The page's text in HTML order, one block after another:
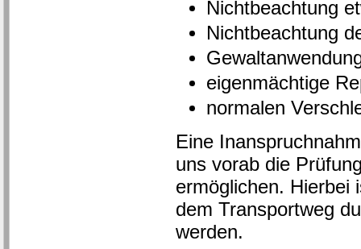
Nichtbeachtung
Nichtbeachtung
eigenmächtige
normalen
Eine
uns vorab die
ermöglichen. Hierbei
dem Transportweg
werden.